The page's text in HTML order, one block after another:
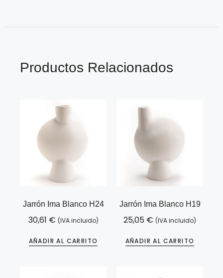
Productos Relacionados
Jarrón Ima Blanco H24
30,61 € (IVA incluido)
AÑADIR AL CARRITO
Jarrón Ima Blanco H19
25,05 € (IVA incluido)
AÑADIR AL CARRITO